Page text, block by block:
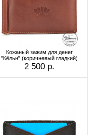
Кожаный зажим для денег
"Кёльн" (коричневый гладкий)
2 500 р.